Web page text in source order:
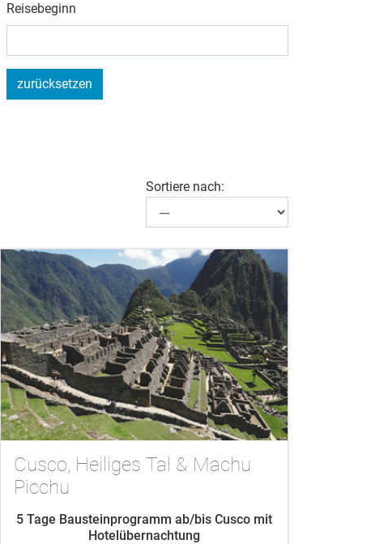
Reisebeginn
zurücksetzen
Sortiere nach:
Cusco, Heiliges Tal & Machu
Picchu
5 Tage Bausteinprogramm ab/bis Cusco mit
Hotelübernachtung